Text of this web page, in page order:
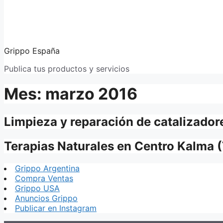
Grippo España
Publica tus productos y servicios
Mes: marzo 2016
Limpieza y reparación de
Terapias Naturales en Centro Kalma
Grippo Argentina
Compra Ventas
Grippo USA
Anuncios Grippo
Publicar en Instagram